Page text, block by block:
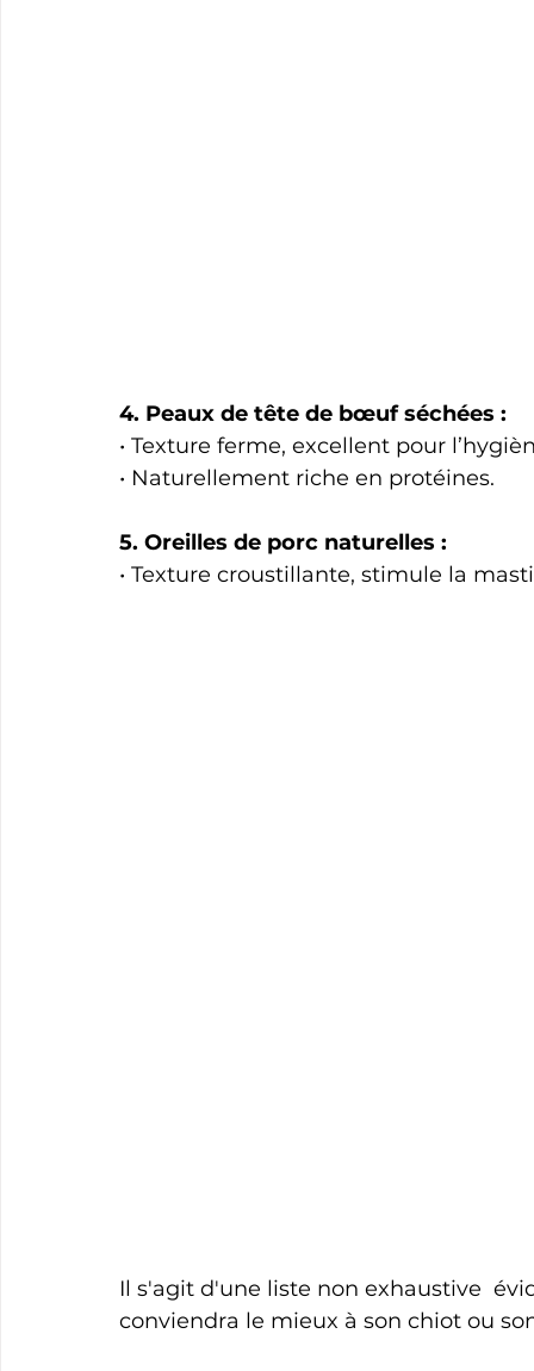
4. Peaux de tête de bœuf séchées :
• Texture ferme, excellent pour
• Naturellement riche en protéines.
5. Oreilles de porc naturelles :
• Texture croustillante, stimule la
Il s'agit d'une liste non exhaustive
conviendra le mieux à son chiot ou